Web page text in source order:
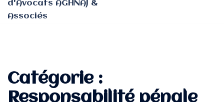
d'Avocats AGHNAJ &
Associés
Catégorie :
Responsabilité pénale